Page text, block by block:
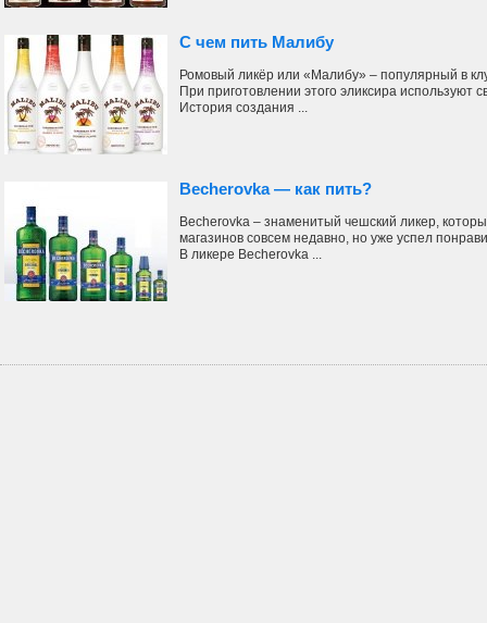
С чем пить Малибу
Ромовый ликёр или «Малибу» – популярный в
При приготовлении этого эликсира используют
История создания ...
Becherovka — как пить?
Becherovka – знаменитый чешский ликер,
магазинов совсем недавно, но уже успел
В ликере Becherovka ...